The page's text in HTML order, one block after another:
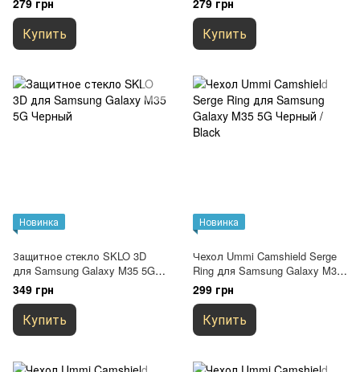
Коричневый
279 грн
Купить
Зеленый
279 грн
Купить
Новинка
Защитное стекло SKLO 3D
для Samsung Galaxy M35 5G
Черный
349 грн
Купить
Новинка
Чехол Ummi Camshield Serge
Ring для Samsung Galaxy M35
5G Черный / Black
299 грн
Купить